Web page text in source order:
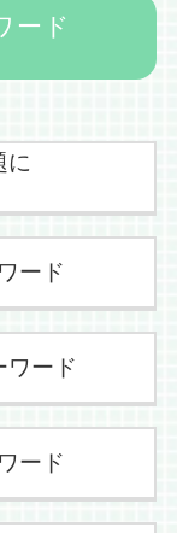
ード
に
ード
ワード
ード